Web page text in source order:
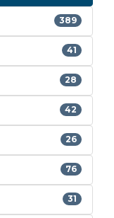
389
41
28
42
26
76
31